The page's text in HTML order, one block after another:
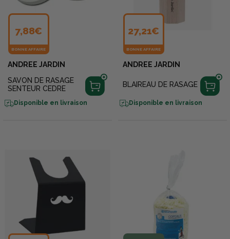
7,88€
BONNE AFFAIRE
ANDREE JARDIN
SAVON DE RASAGE
SENTEUR CEDRE
Disponible en livraison
27,21€
BONNE AFFAIRE
ANDREE JARDIN
BLAIREAU DE RASAGE
Disponible en livraison